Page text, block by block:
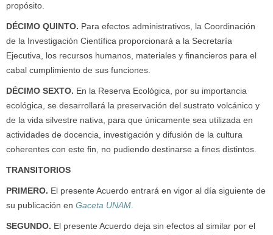
propósito.
DÉCIMO QUINTO. Para efectos administrativos, la Coordinación
de la Investigación Científica proporcionará a la Secretaría
Ejecutiva, los recursos humanos, materiales y financieros para el
cabal cumplimiento de sus funciones.
DÉCIMO SEXTO. En la Reserva Ecológica, por su importancia
ecológica, se desarrollará la preservación del sustrato volcánico y
de la vida silvestre nativa, para que únicamente sea utilizada en
actividades de docencia, investigación y difusión de la cultura
coherentes con este fin, no pudiendo destinarse a fines distintos.
TRANSITORIOS
PRIMERO. El presente Acuerdo entrará en vigor al día siguiente de
su publicación en Gaceta UNAM
SEGUNDO. El presente Acuerdo deja sin efectos al similar por el